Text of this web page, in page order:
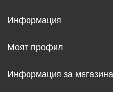
Информация
Моят профил
Информация за магазина